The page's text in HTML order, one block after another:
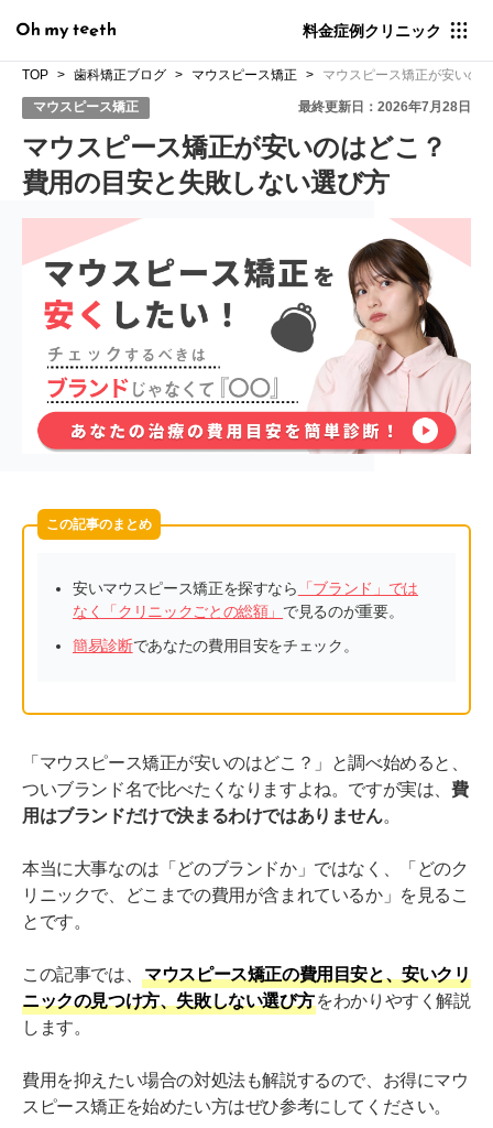
料金症例クリニック
TOP 歯科矯正ブログ マウスピース矯正 マウスピース矯正が安いの
マウスピース矯正 最終更新日：2026年7月28日
マウスピース矯正が安いのはどこ？
費用の目安と失敗しない選び方
この記事のまとめ
安いマウスピース矯正を探すなら
「ブランド」では
なく「クリニックごとの総額」 で見るのが重要。
簡易診断であなたの費用目安をチェック。
「マウスピース矯正が安いのはどこ？」と調べ始めると、
ついブランド名で比べたくなりますよね。ですが実は、費
用はブランドだけで決まるわけではありません。
本当に大事なのは「どのブランドか」ではなく、「どのク
リニックで、どこまでの費用が含まれているか」を見るこ
とです。
この記事では、
マウスピース矯正の費用目安と、安いクリ
ニックの見つけ方、失敗しない選び方 をわかりやすく解説
します。
費用を抑えたい場合の対処法も解説するので、お得にマウ
スピース矯正を始めたい方はぜひ参考にしてください。